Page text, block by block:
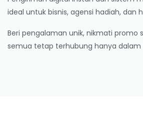
ideal untuk bisnis, agensi hadiah, dan
Beri pengalaman unik, nikmati promo
semua tetap terhubung hanya dalam